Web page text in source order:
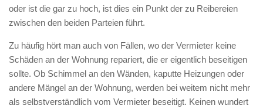
oder ist die gar zu hoch, ist dies ein Punkt der zu Reibereien
zwischen den beiden Parteien führt.
Zu häufig hört man auch von Fällen, wo der Vermieter keine
Schäden an der Wohnung repariert, die er eigentlich beseitigen
sollte. Ob Schimmel an den Wänden, kaputte Heizungen oder
andere Mängel an der Wohnung, werden bei weitem nicht mehr
als selbstverständlich vom Vermieter beseitigt. Keinen wundert